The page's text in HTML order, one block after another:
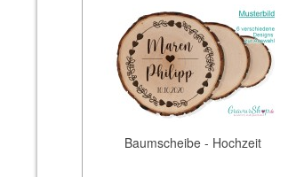
Baumscheibe - Hochzeit